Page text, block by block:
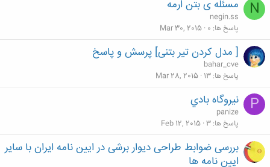
N مسئله ی بتن ارمه
negin.ss
پاسخ ها 0
Mar 30, 2015
[ مدل کردن تیر بتنی] پرسش و پاسخ
bahar_cve
پاسخ ها 13
Mar 28, 2015
P نيروگاه بادي
panize
پاسخ ها 3
Feb 12, 2015
بررسی ضوابط طراحی دیوار برشی در ایین نامه ایران با سایر
ایین نامه ها